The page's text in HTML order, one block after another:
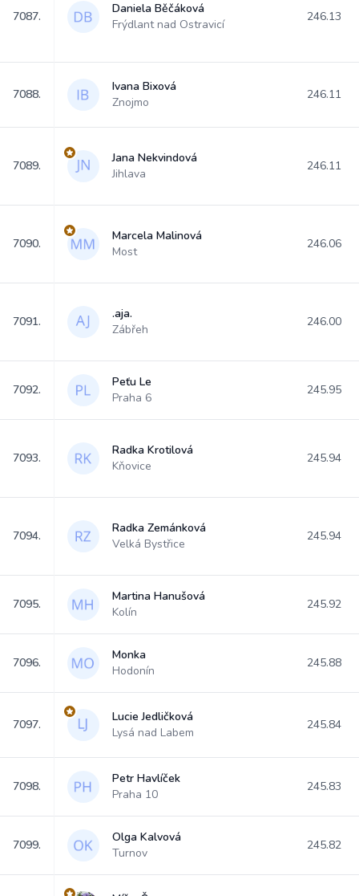
7087.
Daniela Běčáková
Frýdlant nad Ostravicí
246.13
7088.
Ivana Bixová
Znojmo
246.11
7089.
Jana Nekvindová
Jihlava
246.11
7090.
Marcela Malinová
Most
246.06
7091.
.aja.
Zábřeh
246.00
7092.
Peťu Le
Praha 6
245.95
7093.
Radka Krotilová
Kňovice
245.94
7094.
Radka Zemánková
Velká Bystřice
245.94
7095.
Martina Hanušová
Kolín
245.92
7096.
Monka
Hodonín
245.88
7097.
Lucie Jedličková
Lysá nad Labem
245.84
7098.
Petr Havlíček
Praha 10
245.83
7099.
Olga Kalvová
Turnov
245.82